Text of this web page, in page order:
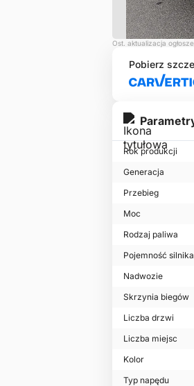
Ost. aktualizacja
Pobierz
Rok produkcji
Generacja
Przebieg
Moc
Rodzaj paliwa
Pojemność silnika
Nadwozie
Skrzynia biegów
Liczba drzwi
Liczba miejsc
Kolor
Typ napędu